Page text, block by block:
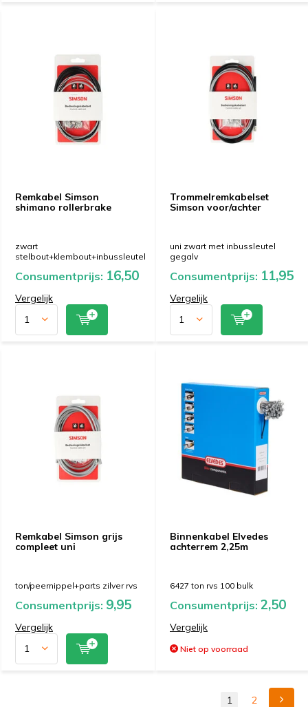
Remkabel Simson
shimano rollerbrake
zwart
stelbout+klembout+inbussleutel
Consumentprijs: 16,50
Vergelijk
Trommelremkabelset
Simson voor/achter
uni zwart met inbussleutel
gegalv
Consumentprijs: 11,95
Vergelijk
Remkabel Simson grijs
compleet uni
ton/peernippel+parts zilver rvs
Consumentprijs: 9,95
Vergelijk
Binnenkabel Elvedes
achterrem 2,25m
6427 ton rvs 100 bulk
Consumentprijs: 2,50
Vergelijk
Niet op voorraad
1 2